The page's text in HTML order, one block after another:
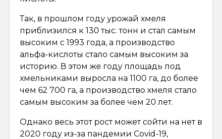
Так, в прошлом году урожай хмеля
приблизился к 130 тыс. тонн и стал самым
высоким с 1993 года, а производство
альфа-кислоты стало самым высоким за
историю. В этом же году площадь под
хмельниками выросла на 1100 га, до более
чем 62 700 га, а производство хмеля стало
самым высоким за более чем 20 лет.
Однако весь этот рост может сойти на нет в
2020 году из-за пандемии Covid-19,